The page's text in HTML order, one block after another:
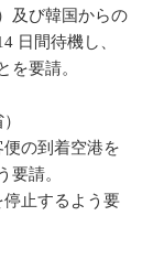
及び韓国からの
日間待機し、
を要請。
便の到着空港を
要請。
停止するよう要